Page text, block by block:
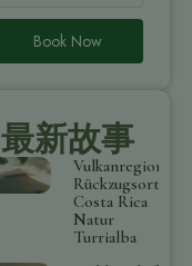
Book Now
最新故事
Vulkanregion
Rückzugsort
Costa Rica
Natur
Turrialba